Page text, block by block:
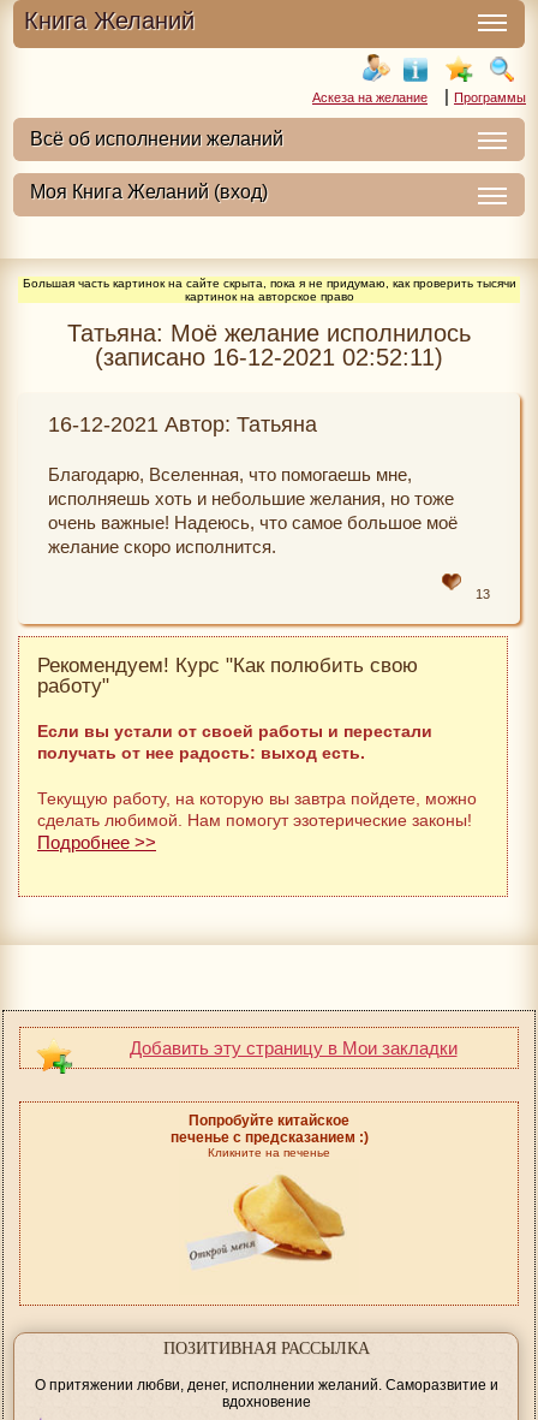
Книга Желаний
Аскеза на желание | Программы
Большая часть картинок на сайте скрыта, пока я не придумаю, как проверить тысячи
картинок на авторское право
Татьяна: Моё желание исполнилось
(записано 16-12-2021 02:52:11)
16-12-2021 Автор: Татьяна
Благодарю, Вселенная, что помогаешь мне,
исполняешь хоть и небольшие желания, но тоже
очень важные! Надеюсь, что самое большое моё
желание скоро исполнится.
13
Рекомендуем! Курс "Как полюбить свою
работу"
Если вы устали от своей работы и перестали
получать от нее радость: выход есть.
Текущую работу, на которую вы завтра пойдете, можно
сделать любимой. Нам помогут эзотерические законы!
Подробнее >>
Добавить эту страницу в Мои закладки
Попробуйте китайское
печенье с предсказанием :)
Кликните на печенье
ПОЗИТИВНАЯ РАССЫЛКА
О притяжении любви, денег, исполнении желаний. Саморазвитие и
вдохновение